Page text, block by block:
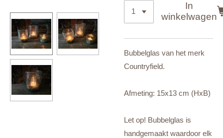
In
winkelwagen
Bubbelglas van het merk
Countryfield.
Afmeting: 15x13 cm (HxB)
Let op! Bubbelglas is
handgemaakt waardoor elk